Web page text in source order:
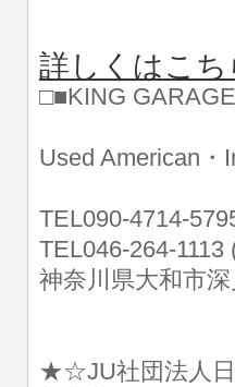
詳しくはこち
□■KING
Used American・
TEL090-4714-
TEL046-264-1113
神奈川県大和市
★☆JU社団法人日